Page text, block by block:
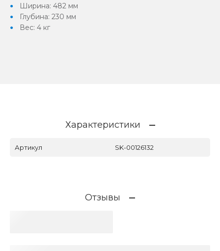
Ширина: 482 мм
Глубина: 230 мм
Вес: 4 кг
Характеристики
Артикул SK-00126132
Отзывы